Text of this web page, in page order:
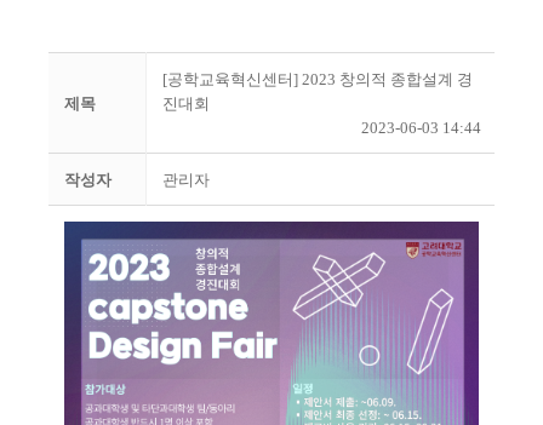
제목
[공학교육혁신센터] 2023 창의적 종합설계 경
진대회
2023-06-03 14:44
작성자 관리자